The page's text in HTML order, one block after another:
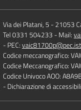
Via dei Platani, 5 -21053
Tel 0331 504233 - Mail:
- PEC:
Codice meccanografico:
Codice Meccanografico:
Codice Univoco AOO:
- Dichiarazione di